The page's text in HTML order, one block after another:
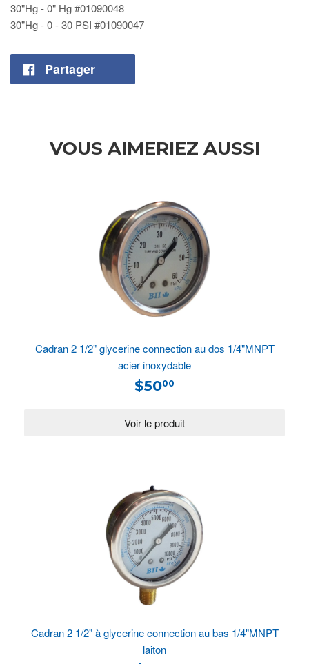
30"Hg - 0" Hg #01090048
30"Hg - 0 - 30 PSI #01090047
Partager
VOUS AIMERIEZ AUSSI
Cadran 2 1/2" glycerine connection au dos 1/4"MNPT
acier inoxydable
$5000
Cadran 2 1/2" à glycerine connection au bas 1/4"MNPT
laiton